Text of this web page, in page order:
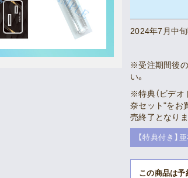
2024年7月中
※受注期間後
い。
※特典（ビデオ
奈セット"をお
売終了となりま
【特典付き】
この商品は予